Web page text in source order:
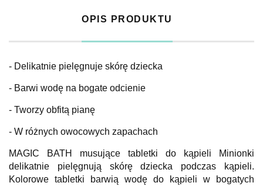
OPIS PRODUKTU
- Delikatnie pielęgnuje skórę dziecka
- Barwi wodę na bogate odcienie
- Tworzy obfitą pianę
- W różnych owocowych zapachach
MAGIC BATH musujące tabletki do kąpieli Minionki
delikatnie pielęgnują skórę dziecka podczas kąpieli.
Kolorowe tabletki barwią wodę do kąpieli w bogatych